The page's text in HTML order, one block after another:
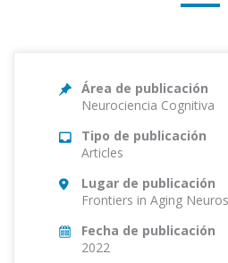
Área de publicación
Neurociencia Cognitiva
Tipo de publicación
Articles
Lugar de publicación
Frontiers in Aging
Fecha de publicación
2022